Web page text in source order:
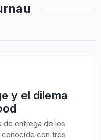
y el dilema
de entrega de los
con tres